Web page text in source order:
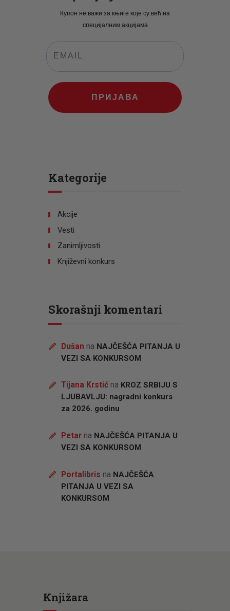
Купон не важи за књиге које су већ на
специјалним акцијама
ПРИЈАВА
Kategorije
Akcije
Vesti
Zanimljivosti
Književni konkurs
Skorašnji komentari
Dušan na NAJČEŠĆA PITANJA U
VEZI SA KONKURSOM
Tijana Krstićna KROZ SRBIJU S
LJUBAVLJU: nagradni konkurs
za 2026. godinu
Petarna NAJČEŠĆA PITANJA U
VEZI SA KONKURSOM
Portalibris na NAJČEŠĆA
PITANJA U VEZI SA
KONKURSOM
Knjižara